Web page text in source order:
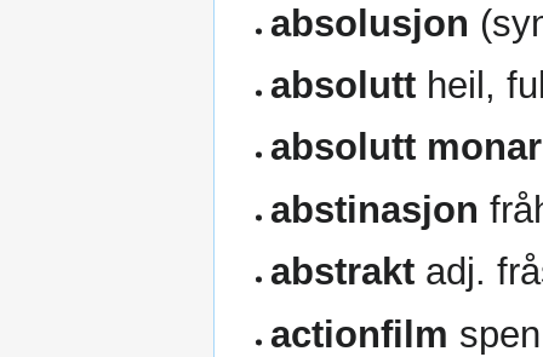
absolusjon
absolutt heil,
absolutt
abstinasjon
abstrakt adj.
actionfilm